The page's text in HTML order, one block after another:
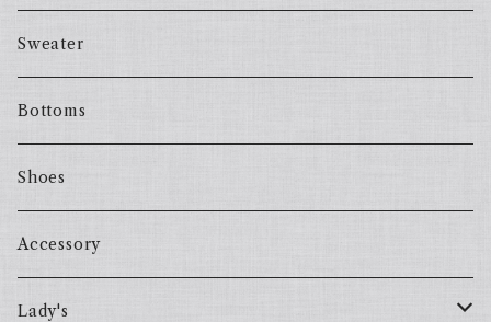
Sweater
Bottoms
Shoes
Accessory
Lady's